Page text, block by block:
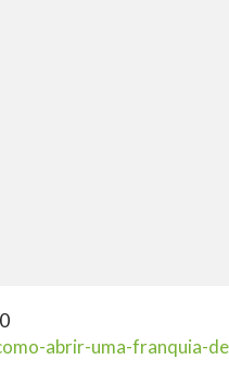
abrir-uma-franquia-